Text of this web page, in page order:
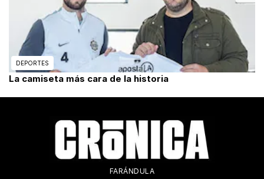
DEPORTES
La camiseta más cara de la historia
FARÁNDULA